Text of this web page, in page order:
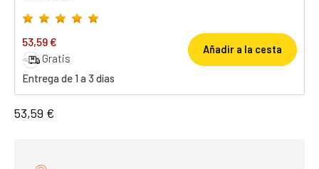
53,59 €
Gratis
Entrega de 1 a 3 días
Añadir a la cesta
53,59 €